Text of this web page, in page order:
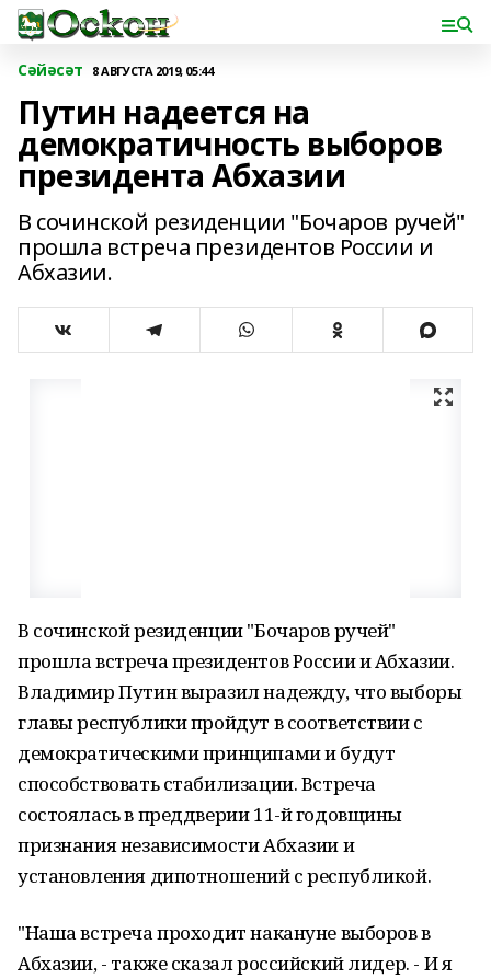
Сәйәсәт 8 АВГУСТА 2019, 05:44
Путин надеется на
демократичность выборов
президента Абхазии
В сочинской резиденции "Бочаров ручей"
прошла встреча президентов России и
Абхазии.
В сочинской резиденции "Бочаров ручей"
прошла встреча президентов России и Абхазии.
Владимир Путин выразил надежду, что выборы
главы республики пройдут в соответствии с
демократическими принципами и будут
способствовать стабилизации. Встреча
состоялась в преддверии 11-й годовщины
признания независимости Абхазии и
установления дипотношений с республикой.
"Наша встреча проходит накануне выборов в
Абхазии, - также сказал российский лидер. - И я